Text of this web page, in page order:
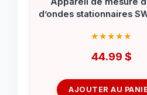
d’ondes stationnaires
44.99 $
AJOUTER AU